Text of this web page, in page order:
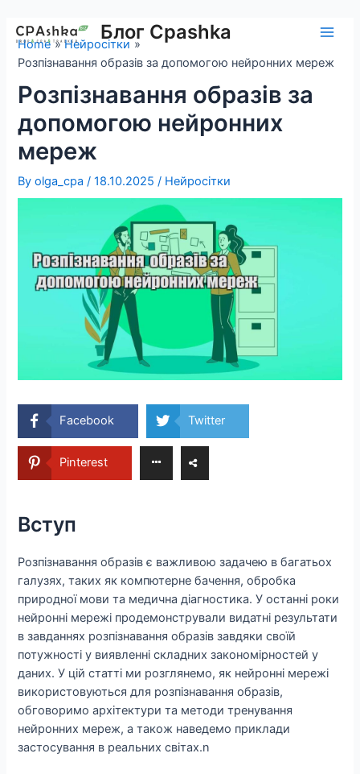
content
Блог Cpashka
Home
Нейросітки
Розпізнавання образів за допомогою нейронних мереж
Розпізнавання образів за
допомогою нейронних
мереж
Byolga_cpa/18.10.2025/ Нейросітки
Facebook Twitter
Pinterest
Вступ
Розпізнавання образів є важливою задачею в багатьох
галузях, таких як компютерне бачення, обробка
природної мови та медична діагностика. У останні роки
нейронні мережі продемонстрували видатні результати
в завданнях розпізнавання образів завдяки своїй
потужності у виявленні складних закономірностей у
даних. У цій статті ми розглянемо, як нейронні мережі
використовуються для розпізнавання образів,
обговоримо архітектури та методи тренування
нейронних мереж, а також наведемо приклади
застосування в реальних світах.n